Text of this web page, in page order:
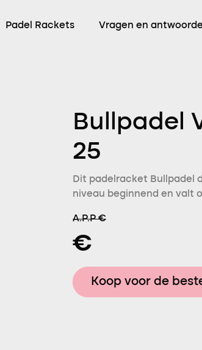
Padel Rackets Vragen en
Bullpadel
25
Dit padelracket Bullpadel
niveau beginnend en valt
A.P.P €
€
Koop voor de